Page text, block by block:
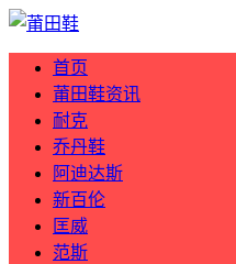
首页
莆田鞋资讯
耐克
乔丹鞋
阿迪达斯
新百伦
匡威
范斯